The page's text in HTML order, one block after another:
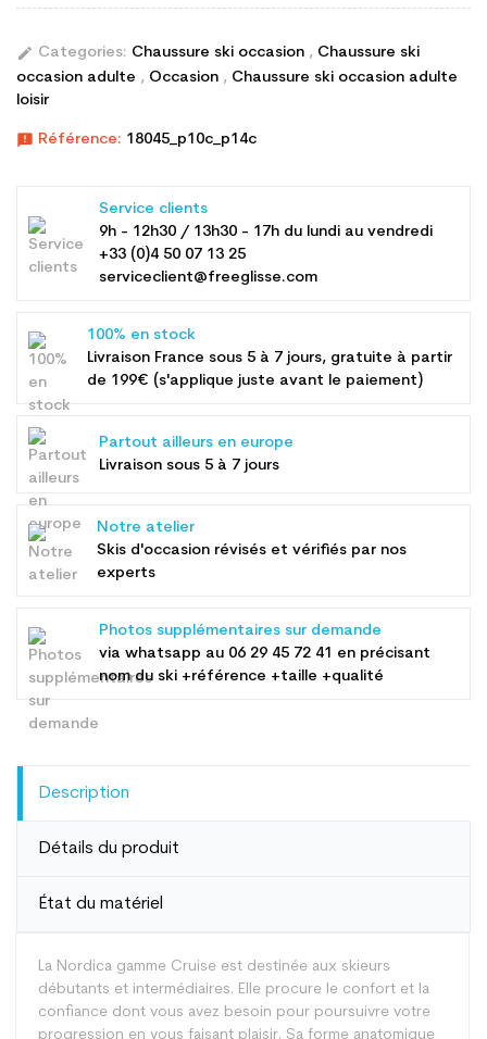
edit Categories: Chaussure ski occasion , Chaussure ski
occasion adulte , Occasion , Chaussure ski occasion adulte
loisir
announcement Référence: 18045_p10c_p14c
Service clients
9h - 12h30 / 13h30 - 17h du lundi au vendredi
+33 (0)4 50 07 13 25
serviceclient@freeglisse.com
100% en stock
Livraison France sous 5 à 7 jours, gratuite à partir
de 199€ (s'applique juste avant le paiement)
Partout ailleurs en europe
Livraison sous 5 à 7 jours
Notre atelier
Skis d'occasion révisés et vérifiés par nos
experts
Photos supplémentaires sur demande
via whatsapp au 06 29 45 72 41 en précisant
nom du ski +référence +taille +qualité
Description
Détails du produit
État du matériel
La Nordica gamme Cruise est destinée aux skieurs
débutants et intermédiaires. Elle procure le confort et la
confiance dont vous avez besoin pour poursuivre votre
progression en vous faisant plaisir. Sa forme anatomique